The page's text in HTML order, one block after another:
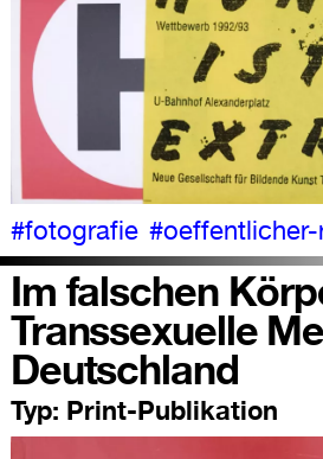
#fotografie #oeffentlicher-
Im falschen
Transsexuelle
Deutschland
Typ: Print-Publikation